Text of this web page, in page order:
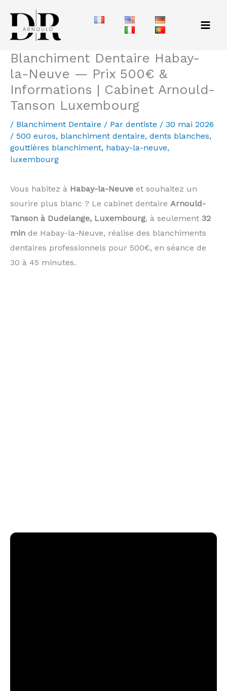
contenu
Blanchiment Dentaire Habay-
la-Neuve — Prix 500€ &
Informations | Cabinet Arnould-
Tanson Luxembourg
/ Blanchiment Dentaire / Par dentiste / 30 mai 2026
/ 500 euros, blanchiment dentaire, dents blanches,
gouttières blanchiment, habay-la-neuve,
luxembourg
Vous habitez à Habay-la-Neuve et souhaitez un
sourire plus blanc ? Le cabinet dentaire Arnould-
Tanson à Dudelange, Luxembourg, à seulement 32
min de Habay-la-Neuve, réalise des blanchiments
dentaires professionnels pour 500€, en séance de
30 à 45 minutes.